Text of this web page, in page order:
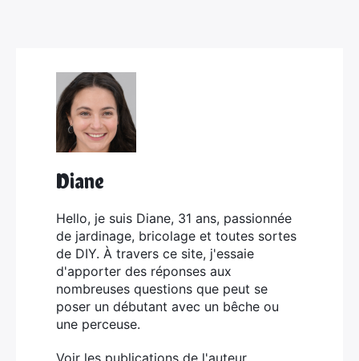
Diane
Hello, je suis Diane, 31 ans, passionnée
de jardinage, bricolage et toutes sortes
de DIY. À travers ce site, j'essaie
d'apporter des réponses aux
nombreuses questions que peut se
poser un débutant avec un bêche ou
une perceuse.
Voir les publications de l'auteur